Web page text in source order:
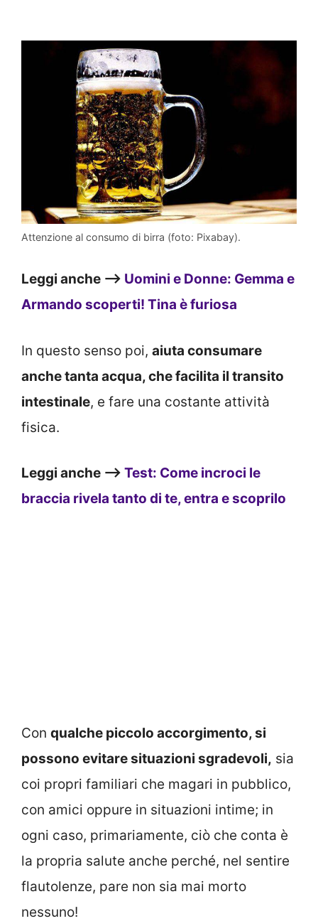
Attenzione al consumo di birra (foto: Pixabay).
Leggi anche –> Uomini e Donne: Gemma e
Armando scoperti! Tina è furiosa
In questo senso poi, aiuta consumare
anche tanta acqua, che facilita il transito
intestinale, e fare una costante attività
fisica.
Leggi anche –> Test: Come incroci le
braccia rivela tanto di te, entra e scoprilo
Con qualche piccolo accorgimento, si
possono evitare situazioni sgradevoli, sia
coi propri familiari che magari in pubblico,
con amici oppure in situazioni intime; in
ogni caso, primariamente, ciò che conta è
la propria salute anche perché, nel sentire
flautolenze, pare non sia mai morto
nessuno!